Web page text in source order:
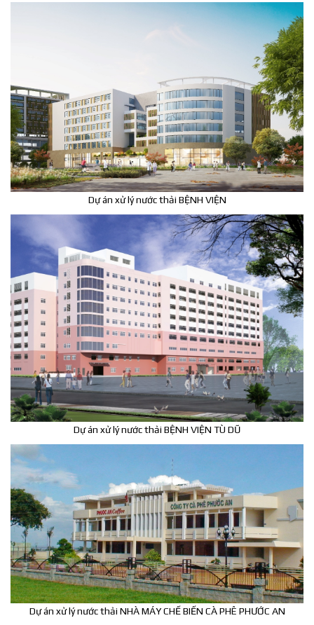
Dự án xử lý nước thải BỆNH VIỆN
Dự án xử lý nước thải BỆNH VIỆN TÙ DŨ
Dự án xử lý nước thải NHÀ MÁY CHẾ BIẾN CÀ PHÊ PHƯỚC AN